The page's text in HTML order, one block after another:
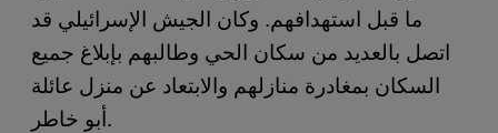
ما قبل استهدافهم. وكان الجيش الإسرائيلي قد
اتصل بالعديد من سكان الحي وطالبهم بإبلاغ جميع
السكان بمغادرة منازلهم والابتعاد عن منزل عائلة
أبو خاطر.